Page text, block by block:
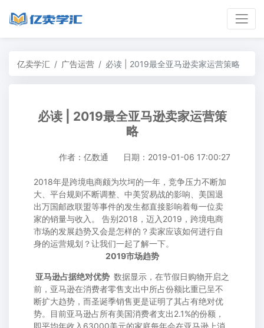
亿卖学汇 广告运营 必读 | 2019最全亚马逊卖家运营策略
必读 | 2019最全亚马逊卖家运营策
略
作者：亿数通 日期：2019-01-06 17:00:27
2018年是跨境电商颇为坎坷的一年，竞争压力不断加
大、平台规则不断调整、中美贸易战的影响、美国退
出万国邮政联盟等事件的发生都直接影响着每一位卖
家的销量与收入。 告别2018，迈入2019，跨境电商
市场的发展趋势又会是怎样的？卖家应该如何进行自
身的运营规划？让我们一起了解一下。
2019市场趋势
亚马逊占据绝对优势 数据显示，在节假日购物开启之
前，亚马逊在消费者零售支出中所占份额比重已呈不
断扩大趋势，而圣诞季销售更是证明了其占有绝对优
势。目前亚马逊占所有美国消费者支出2.1%的份额，
即平均年收入63000美元的家庭每年会在亚马逊上消